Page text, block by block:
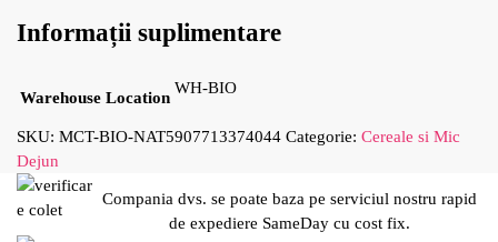
Informații suplimentare
Warehouse Location
WH-BIO
SKU: MCT-BIO-NAT5907713374044 Categorie: Cereale si Mic
Dejun
Compania dvs. se poate baza pe serviciul nostru rapid
de expediere SameDay cu cost fix.